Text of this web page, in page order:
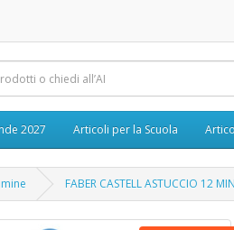
2027 Articoli per la Scuola
FABER CASTELL ASTUCCIO 12